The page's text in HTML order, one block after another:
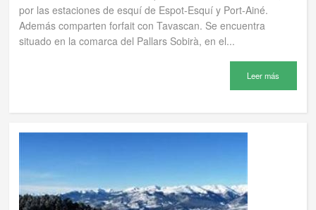
por las estaciones de esquí de Espot-Esquí y Port-Ainé.
Además comparten forfait con Tavascan. Se encuentra
situado en la comarca del Pallars Sobirà, en el...
Leer más